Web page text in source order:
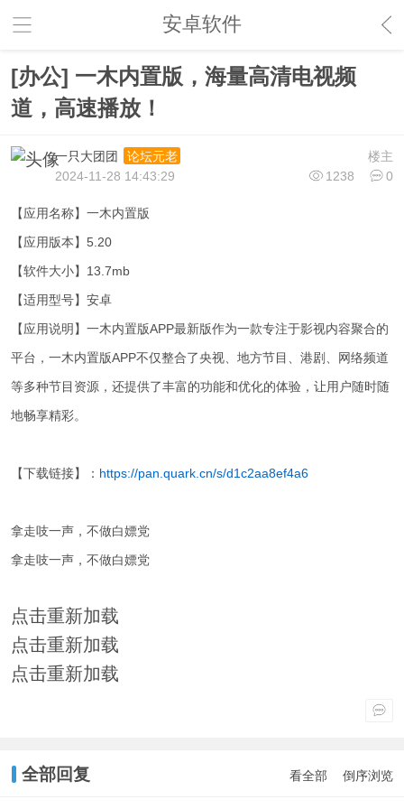
安卓软件
[办公] 一木内置版，海量高清电视频
道，高速播放！
楼主
一只大团团
论坛元老
1238
0
2024-11-28 14:43:29
【应用名称】一木内置版
【应用版本】5.20
【软件大小】13.7mb
【适用型号】安卓
【应用说明】一木内置版APP最新版作为一款专注于影视内容聚合的
平台，一木内置版APP不仅整合了央视、地方节目、港剧、网络频道
等多种节目资源，还提供了丰富的功能和优化的体验，让用户随时随
地畅享精彩。
【下载链接】： https://pan.quark.cn/s/d1c2aa8ef4a6
拿走吱一声，不做白嫖党
拿走吱一声，不做白嫖党
点击重新加载
点击重新加载
点击重新加载
全部回复 看全部 倒序浏览